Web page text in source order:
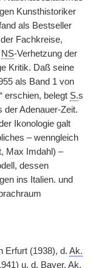
Kunsthistoriker
als Bestseller
Fachkreise,
NS-Verhetzung der
Kritik. Daß seine
als Band 1 von
erschien, belegt S.s
der Adenauer-Zeit.
Ikonologie galt
– wenngleich
Max Imdahl) –
dessen
ins Italien. und
Erfurt (1938), d. Ak.
u. d. Bayer. Ak.